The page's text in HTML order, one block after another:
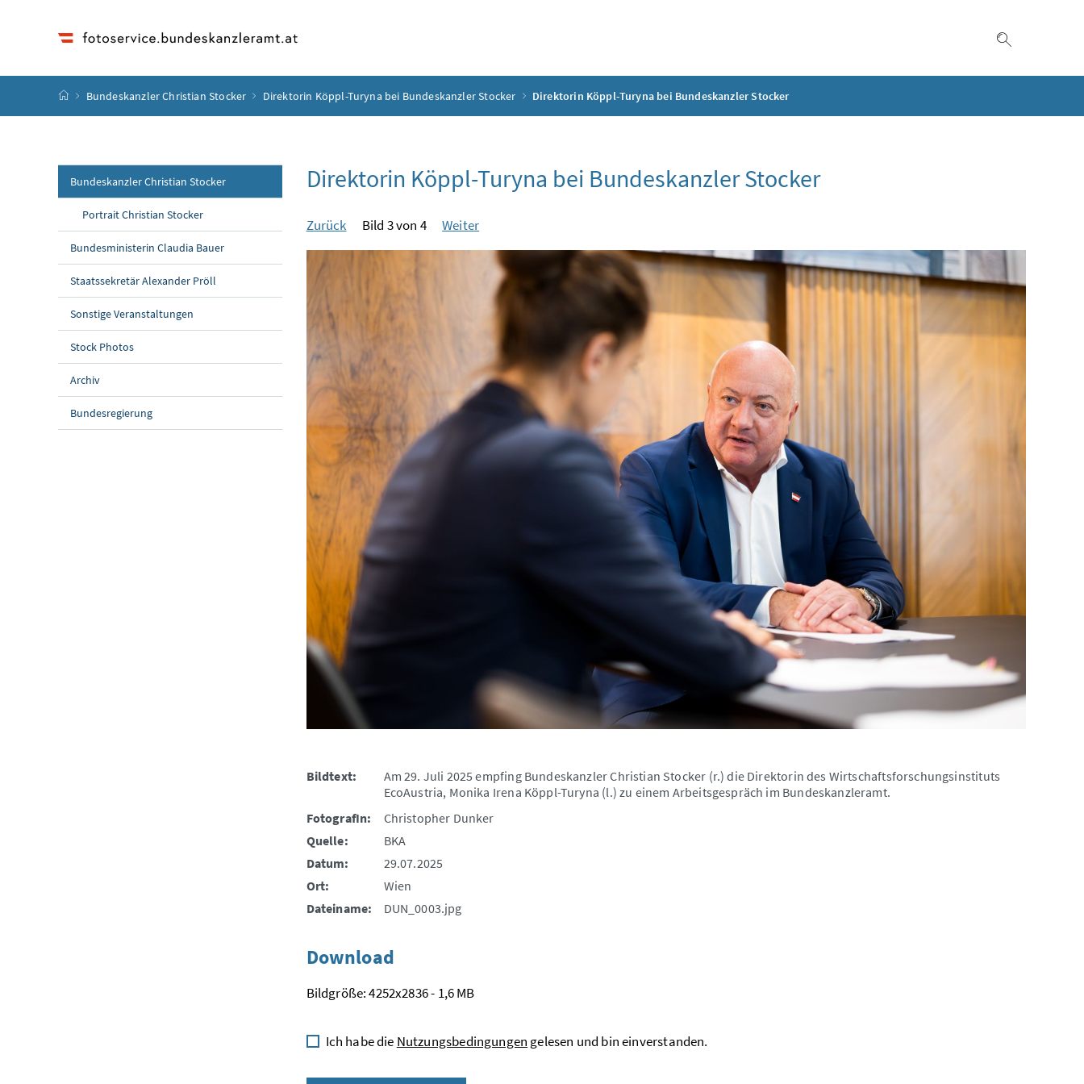
Startseite
Bundeskanzler Christian Stocker Direktorin Köppl-Turyna bei Bundeskanzler Stocker Direktorin Köppl-Turyna bei Bundeskanzler Stocker
Bundeskanzler Christian Stocker
Portrait Christian Stocker
Bundesministerin Claudia Bauer
Staatssekretär Alexander Pröll
Sonstige Veranstaltungen
Stock Photos
Archiv
Bundesregierung
Direktorin Köppl-Turyna bei Bundeskanzler Stocker
Zurück Bild 3 von 4 Weiter
Bildtext:
Am 29. Juli 2025 empfing Bundeskanzler Christian Stocker (r.) die Direktorin des Wirtschaftsforschungsinstituts
EcoAustria, Monika Irena Köppl-Turyna (l.) zu einem Arbeitsgespräch im Bundeskanzleramt.
FotografIn:
Christopher Dunker
Quelle:
BKA
Datum:
29.07.2025
Ort:
Wien
Dateiname:
DUN_0003.jpg
Download
Bildgröße: 4252x2836 - 1,6 MB
Ich habe die Nutzungsbedingungen gelesen und bin einverstanden.